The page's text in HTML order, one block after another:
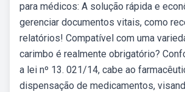
para médicos: A solução rápida e
gerenciar documentos vitais, como
relatórios! Compatível com uma
carimbo é realmente obrigatório?
a lei nº 13. 021/14, cabe ao
dispensação de medicamentos,